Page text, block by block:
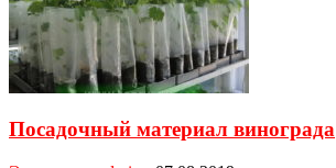
Посадочный материал винограда